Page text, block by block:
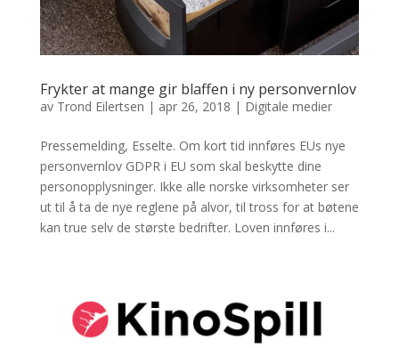
Frykter at mange gir blaffen i ny personvernlov
av Trond Eilertsen | apr 26, 2018 | Digitale medier
Pressemelding, Esselte. Om kort tid innføres EUs nye
personvernlov GDPR i EU som skal beskytte dine
personopplysninger. Ikke alle norske virksomheter ser
ut til å ta de nye reglene på alvor, til tross for at bøtene
kan true selv de største bedrifter. Loven innføres i...